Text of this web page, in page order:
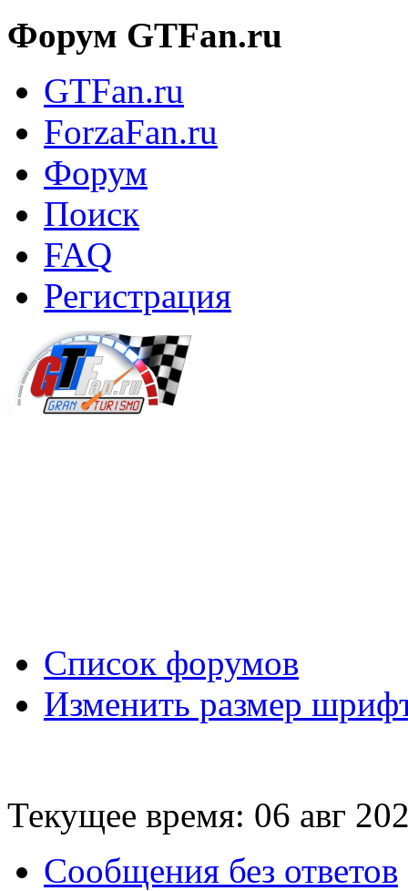
Форум GTFan.ru
GTFan.ru
ForzaFan.ru
Форум
Поиск
FAQ
Регистрация
Список форумов
Изменить размер
Текущее время: 06 авг
Сообщения без ответов